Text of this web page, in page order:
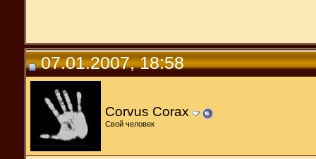
07.01.2007, 18:58
Corvus Corax
Свой человек